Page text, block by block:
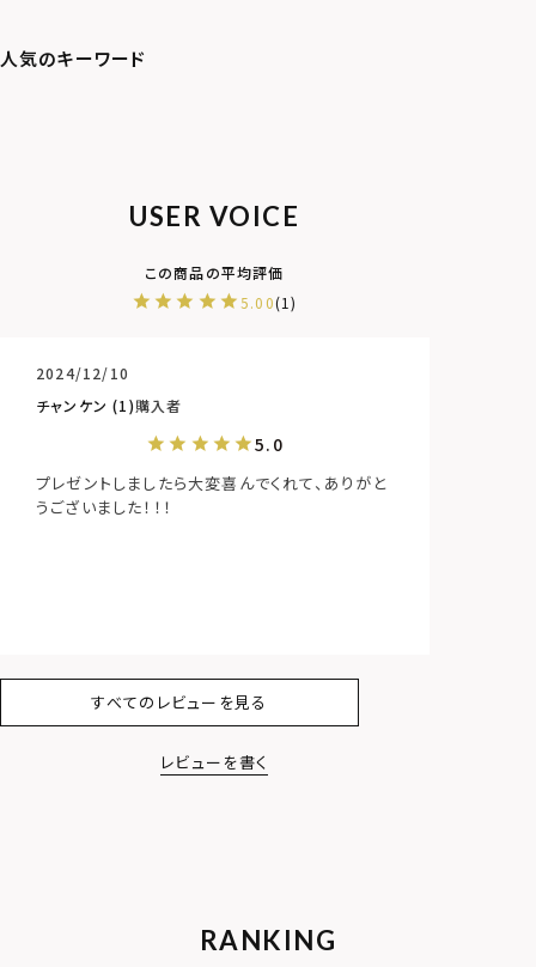
USER VOICE
5.00 1
チャンケン 1 購入者
2024/12/10
プレゼントしましたら大変喜んでくれて、ありがと
うございました！！！
すべてのレビューを見る
レビューを書く
RANKING